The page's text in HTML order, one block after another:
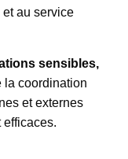
et au service
sensibles,
la coordination
et externes
efficaces.